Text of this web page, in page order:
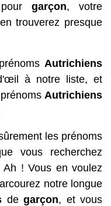
garçon, votre
trouverez presque
Autrichiens
à notre liste, et
Autrichiens
les prénoms
vous recherchez
! Vous en voulez
notre longue
degarçon, et vous